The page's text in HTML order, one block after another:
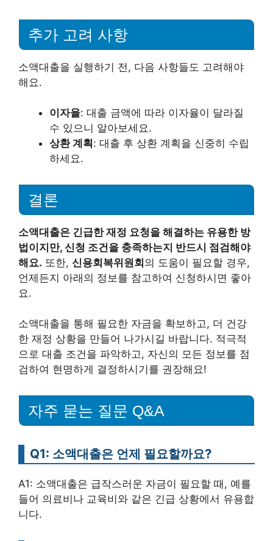
추가 고려 사항
소액대출을 실행하기 전, 다음 사항들도 고려해야
해요.
이자율: 대출 금액에 따라 이자율이 달라질
수 있으니 알아보세요.
상환 계획 : 대출 후 상환 계획을 신중히 수립
하세요.
결론
소액대출은 긴급한 재정 요청을 해결하는 유용한 방
법이지만, 신청 조건을 충족하는지 반드시 점검해야
해요. 또한, 신용회복위원회의 도움이 필요할 경우,
언제든지 아래의 정보를 참고하여 신청하시면 좋아
요.
소액대출을 통해 필요한 자금을 확보하고, 더 건강
한 재정 상황을 만들어 나가시길 바랍니다. 적극적
으로 대출 조건을 파악하고, 자신의 모든 정보를 점
검하여 현명하게 결정하시기를 권장해요!
자주 묻는 질문 Q&A
Q1: 소액대출은 언제 필요할까요?
A1: 소액대출은 급작스러운 자금이 필요할 때, 예를
들어 의료비나 교육비와 같은 긴급 상황에서 유용합
니다.